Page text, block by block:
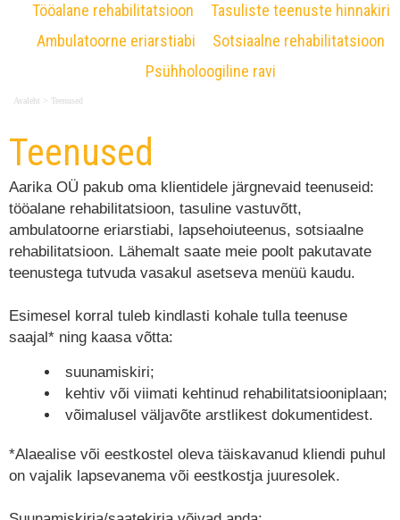
Tööalane rehabilitatsioon
Tasuliste teenuste hinnakiri
Ambulatoorne eriarstiabi
Sotsiaalne rehabilitatsioon
Psühholoogiline ravi
Avaleht > Teenused
Teenused
Aarika OÜ pakub oma klientidele järgnevaid teenuseid:
tööalane rehabilitatsioon, tasuline vastuvõtt,
ambulatoorne eriarstiabi, lapsehoiuteenus, sotsiaalne
rehabilitatsioon. Lähemalt saate meie poolt pakutavate
teenustega tutvuda vasakul asetseva menüü kaudu.
Esimesel korral tuleb kindlasti kohale tulla teenuse
saajal* ning kaasa võtta:
suunamiskiri;
kehtiv või viimati kehtinud rehabilitatsiooniplaan;
võimalusel väljavõte arstlikest dokumentidest.
*Alaealise või eestkostel oleva täiskavanud kliendi puhul
on vajalik lapsevanema või eestkostja juuresolek.